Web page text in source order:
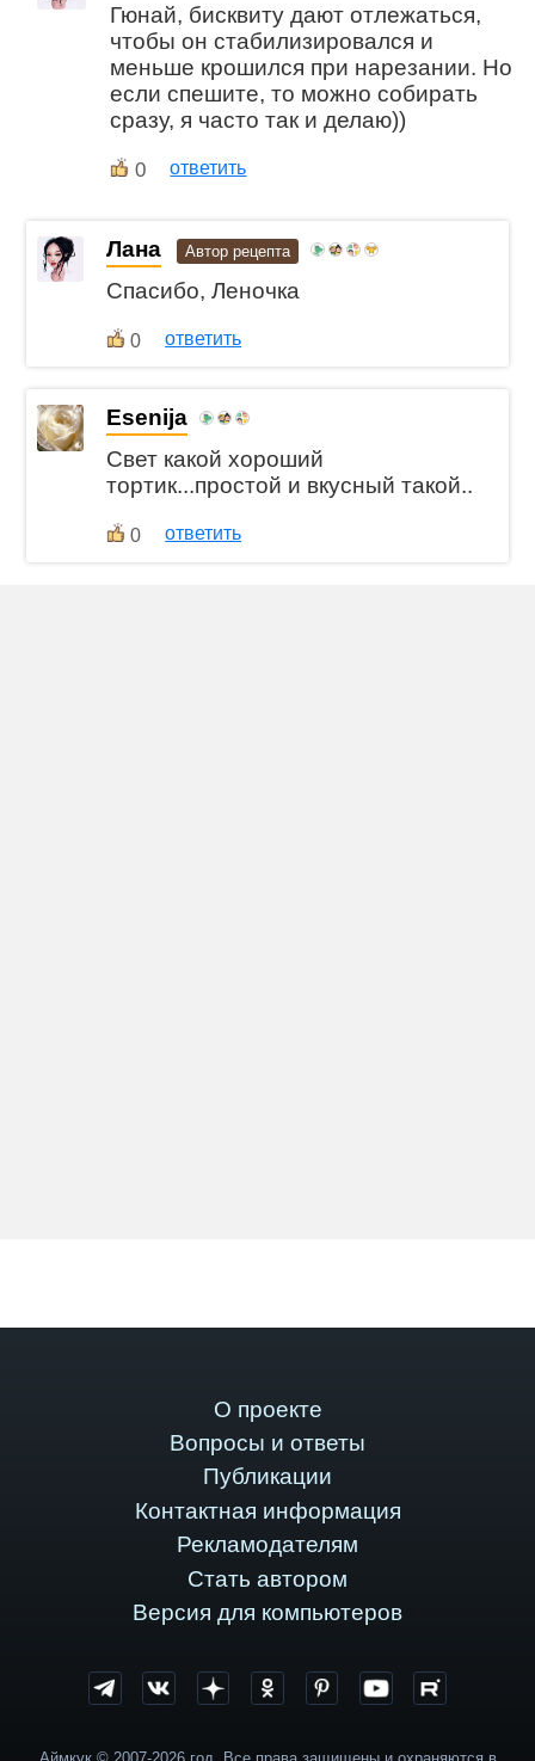
Гюнай, бисквиту дают отлежаться,
чтобы он стабилизировался и
меньше крошился при нарезании. Но
если спешите, то можно собирать
сразу, я часто так и делаю))
0 ответить
Лана Автор рецепта
Спасибо, Леночка
0 ответить
Esenija
Свет какой хороший
тортик...простой и вкусный такой..
0 ответить
О проекте
Вопросы и ответы
Публикации
Контактная информация
Рекламодателям
Стать автором
Версия для компьютеров